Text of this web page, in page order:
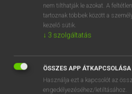
ONLINE
nem tilthatják le azokat. A
tartoznak többek között a
kezelő sütik.
↓ 3 szolgáltatás
ÖSSZES APP ÁTKAPCSOLÁSA
Használja ezt a kapcsolót az
engedélyezéséhez/letiltásához.